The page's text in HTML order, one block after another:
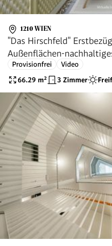
1210 WIEN
"Das Hirschfeld"
Außenflächen-
Rande der Stadt!
Provisionfrei
Video
66.29 m² 3 Zimmer